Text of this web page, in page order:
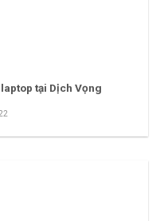
tại Dịch Vọng